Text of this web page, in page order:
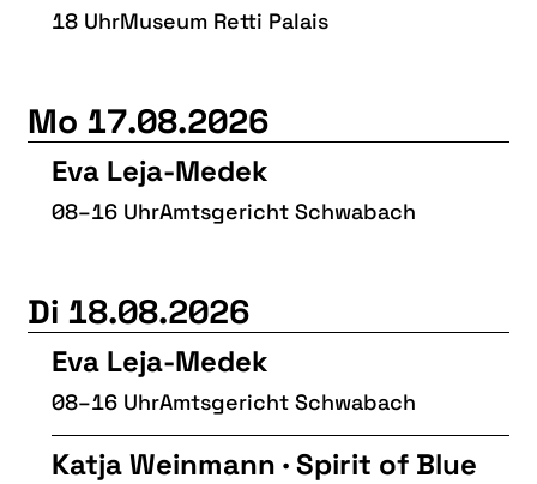
18 UhrMuseum Retti Palais
Mo 17.08.2026
Eva Leja-Medek
08–16 UhrAmtsgericht Schwabach
Di 18.08.2026
Eva Leja-Medek
08–16 UhrAmtsgericht Schwabach
Katja Weinmann · Spirit of Blue